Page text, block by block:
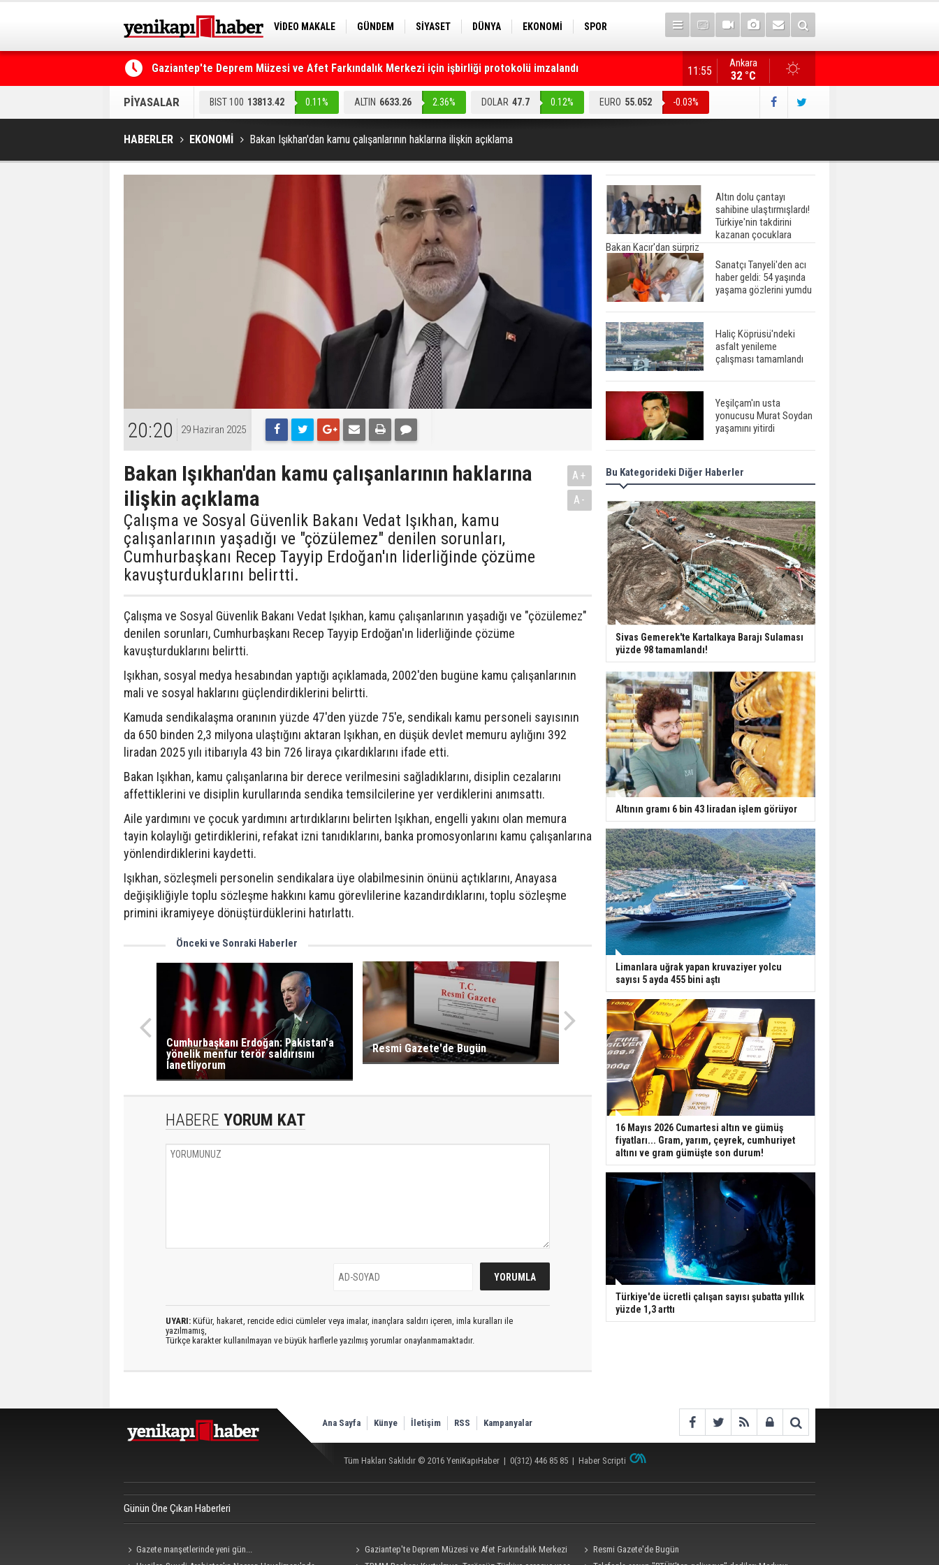
VİDEO MAKALE GÜNDEM SİYASET DÜNYA EKONOMİ
SPOR
Gaziantep'te Deprem Müzesi ve Afet Farkındalık Merkezi için işbirliği protokolü imzalandı
Gazete manşetlerinde yeni gün...
Ankara
32 °C
11:55
PİYASALAR BIST 100 13813.42 0.11% ALTIN 6633.26 2.36% DOLAR 47.7 0.12% EURO 55.052 -0.03%
HABERLER EKONOMİ Bakan Işıkhan'dan kamu çalışanlarının haklarına ilişkin açıklama
20:20 29 Haziran 2025
Bakan Işıkhan'dan kamu çalışanlarının haklarına
ilişkin açıklama
Çalışma ve Sosyal Güvenlik Bakanı Vedat Işıkhan, kamu
çalışanlarının yaşadığı ve "çözülemez" denilen sorunları,
Cumhurbaşkanı Recep Tayyip Erdoğan'ın liderliğinde çözüme
kavuşturduklarını belirtti.
A+
A-
Çalışma ve Sosyal Güvenlik Bakanı Vedat Işıkhan, kamu çalışanlarının yaşadığı ve "çözülemez"
denilen sorunları, Cumhurbaşkanı Recep Tayyip Erdoğan'ın liderliğinde çözüme
kavuşturduklarını belirtti.
Işıkhan, sosyal medya hesabından yaptığı açıklamada, 2002'den bugüne kamu çalışanlarının
mali ve sosyal haklarını güçlendirdiklerini belirtti.
Kamuda sendikalaşma oranının yüzde 47'den yüzde 75'e, sendikalı kamu personeli sayısının
da 650 binden 2,3 milyona ulaştığını aktaran Işıkhan, en düşük devlet memuru aylığını 392
liradan 2025 yılı itibarıyla 43 bin 726 liraya çıkardıklarını ifade etti.
Bakan Işıkhan, kamu çalışanlarına bir derece verilmesini sağladıklarını, disiplin cezalarını
affettiklerini ve disiplin kurullarında sendika temsilcilerine yer verdiklerini anımsattı.
Aile yardımını ve çocuk yardımını artırdıklarını belirten Işıkhan, engelli yakını olan memura
tayin kolaylığı getirdiklerini, refakat izni tanıdıklarını, banka promosyonlarını kamu çalışanlarına
yönlendirdiklerini kaydetti.
Işıkhan, sözleşmeli personelin sendikalara üye olabilmesinin önünü açtıklarını, Anayasa
değişikliğiyle toplu sözleşme hakkını kamu görevlilerine kazandırdıklarını, toplu sözleşme
primini ikramiyeye dönüştürdüklerini hatırlattı.
Önceki ve Sonraki Haberler
Cumhurbaşkanı Erdoğan: Pakistan'a
yönelik menfur terör saldırısını
lanetliyorum
Resmi Gazete'de Bugün
HABERE YORUM KAT
UYARI: Küfür, hakaret, rencide edici cümleler veya imalar, inançlara saldırı içeren, imla kuralları ile
yazılmamış,
Türkçe karakter kullanılmayan ve büyük harflerle yazılmış yorumlar onaylanmamaktadır.
Altın dolu çantayı
sahibine ulaştırmışlardı!
Türkiye'nin takdirini
kazanan çocuklara
Bakan Kacır'dan sürpriz
Sanatçı Tanyeli'den acı
haber geldi: 54 yaşında
yaşama gözlerini yumdu
Haliç Köprüsü'ndeki
asfalt yenileme
çalışması tamamlandı
Yeşilçam'ın usta
yonucusu Murat Soydan
yaşamını yitirdi
Meral Akşener ile
Müsavat Dervişoğlu
29 Mayıs okullar tatil mi?
Bilim kurgu
gerçekleşiyor...
Dondurulmuş insanları
Ünlü türkücü Mahmut
Tuncer estetik
operasyon geçirdi: Son
hali gündem oldu
Yerli turist 229,7 milyar
lira seyahat harcaması
yaptı
Gazze'deki Sağlık
Bakanlığı duyurdu:
Vahşetin pençesinde 2
salgın vaka tespit edildi
Bu Kategorideki Diğer Haberler
Sivas Gemerek'te Kartalkaya Barajı Sulaması
yüzde 98 tamamlandı!
Altının gramı 6 bin 43 liradan işlem görüyor
Limanlara uğrak yapan kruvaziyer yolcu
sayısı 5 ayda 455 bini aştı
16 Mayıs 2026 Cumartesi altın ve gümüş
fiyatları... Gram, yarım, çeyrek, cumhuriyet
altını ve gram gümüşte son durum!
Türkiye'de ücretli çalışan sayısı şubatta yıllık
yüzde 1,3 arttı
Ana Sayfa Künye İletişim RSS Kampanyalar
Tüm Hakları Saklıdır © 2016 YeniKapıHaber | 0(312) 446 85 85 | Haber Scripti
Günün Öne Çıkan Haberleri
Gazete manşetlerinde yeni gün...
Gaziantep'te Deprem Müzesi ve Afet Farkındalık Merkezi
Resmi Gazete'de Bugün